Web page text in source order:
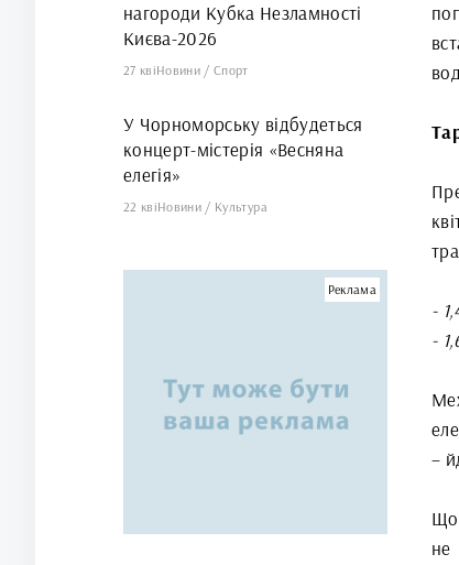
-
-
–
Що
не
нагороди Кубка Незламності
Києва-2026
27 квіНовини /Спорт
У Чорноморську відбудеться
концерт-містерія «Весняна
елегія»
22 квіНовини / Культура
Реклама